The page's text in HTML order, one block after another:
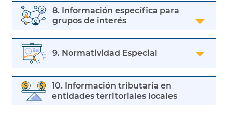
8. Información específica para
grupos de interés
9. Normatividad Especial
10. Información tributaria en
entidades territoriales locales